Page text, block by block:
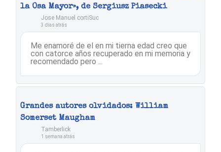
la Osa Mayor», de Sergiusz Piasecki
Jose Manuel cortiSuc
3 días atrás
Me enamoré de el en mi tierna edad creo que
con catorce años recuperado en mi memoria y
recomendado pero ...
Grandes autores olvidados: William
Somerset Maugham
Tamberlick
1 semana atrás